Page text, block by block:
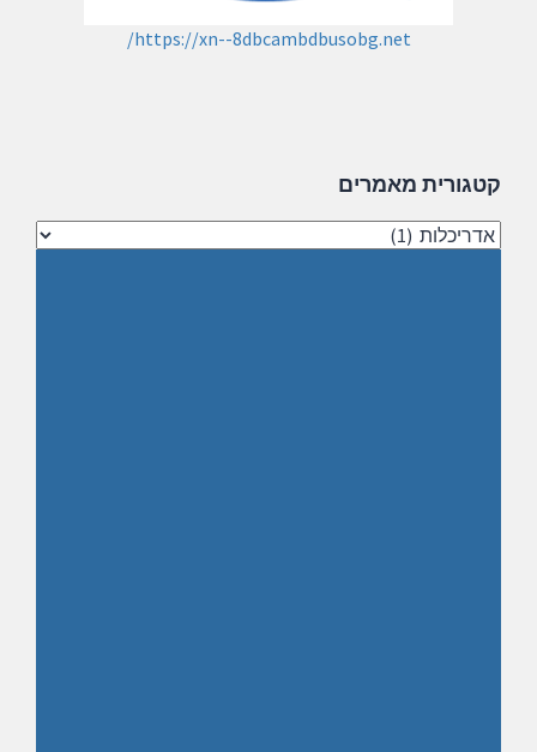
https://xn--8dbcambdbusobg.net/
קטגורית מאמרים
קטגורית